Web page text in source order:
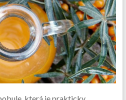
která je prakticky